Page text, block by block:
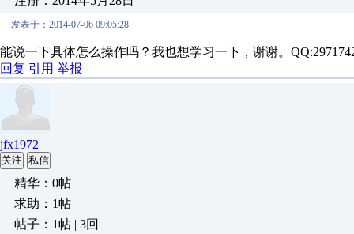
发表于：2014-07-06 09:05:28
能说一下具体怎么操作吗？我也想学习一下，谢谢。
回复 引用 举报
jfx1972
关注 私信
精华：0帖
求助：1帖
帖子：1帖 | 3回